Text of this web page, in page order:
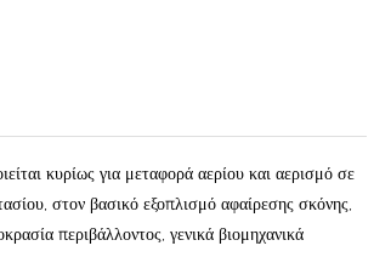
κυρίως για μεταφορά αερίου και αερισμό σε
στον βασικό εξοπλισμό αφαίρεσης σκόνης,
περιβάλλοντος, γενικά βιομηχανικά